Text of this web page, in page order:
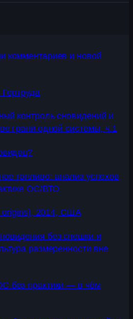
комментариев и новой
контроль сновидений и
грани одной системы, ч.1
топливо: анализ успехов
ОС/ВТО
2014, США
без спешки и
размеренности вне
без практики — в чём